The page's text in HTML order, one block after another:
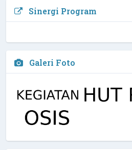
Sinergi Program
Galeri Foto